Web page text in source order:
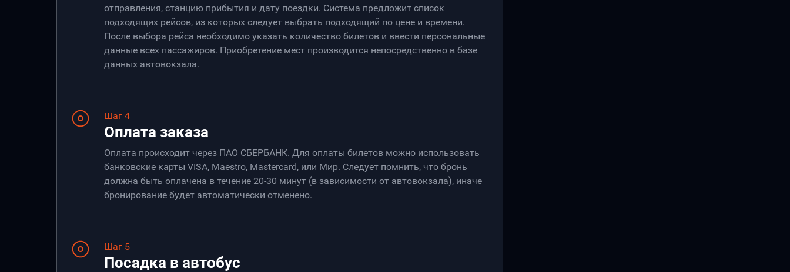
отправления, станцию прибытия и дату поездки. Система предложит список
подходящих рейсов, из которых следует выбрать подходящий по цене и времени.
После выбора рейса необходимо указать количество билетов и ввести персональные
данные всех пассажиров. Приобретение мест производится непосредственно в базе
данных автовокзала.
Шаг 4
Оплата заказа
Оплата происходит через ПАО СБЕРБАНК. Для оплаты билетов можно использовать
банковские карты VISA, Maestro, Mastercard, или Мир. Следует помнить, что бронь
должна быть оплачена в течение 20-30 минут (в зависимости от автовокзала), иначе
бронирование будет автоматически отменено.
Шаг 5
Посадка в автобус